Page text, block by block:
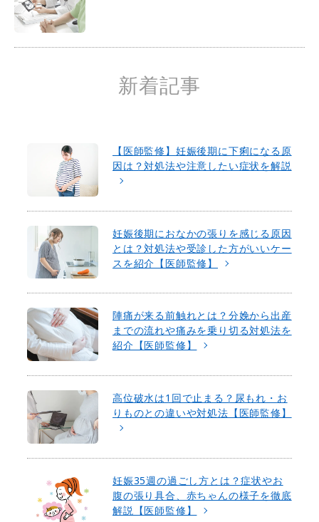
新着記事
【医師監修】妊娠後期に下痢になる原
因は？対処法や注意したい症状を解説
妊娠後期におなかの張りを感じる原因
とは？対処法や受診した方がいいケー
スを紹介【医師監修】
陣痛が来る前触れとは？分娩から出産
までの流れや痛みを乗り切る対処法を
紹介【医師監修】
高位破水は1回で止まる？尿もれ・お
りものとの違いや対処法【医師監修】
妊娠35週の過ごし方とは？症状やお
腹の張り具合、赤ちゃんの様子を徹底
解説【医師監修】